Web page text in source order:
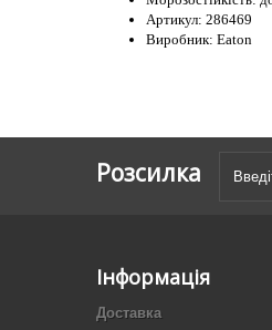
Артикул: 286469
Виробник: Eaton
Розсилка
Інформація
Доставка